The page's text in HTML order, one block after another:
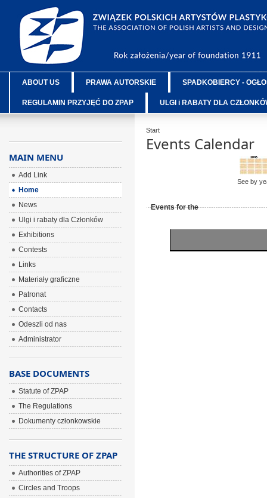
ABOUT US PRAWA AUTORSKIE SPADKOBIERCY -
REGULAMIN PRZYJĘĆ DO ZPAP ULGI i RABATY DLA
Start
Events Calendar
See by
Events for the
MAIN MENU
Add Link
Home
News
Ulgi i rabaty dla Członków
Exhibitions
Contests
Links
Materiały graficzne
Patronat
Contacts
Odeszli od nas
Administrator
BASE DOCUMENTS
Statute of ZPAP
The Regulations
Dokumenty członkowskie
THE STRUCTURE OF ZPAP
Authorities of ZPAP
Circles and Troops